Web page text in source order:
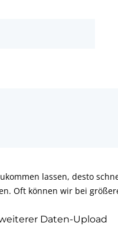
lassen, desto
Oft können wir bei
Daten-Upload